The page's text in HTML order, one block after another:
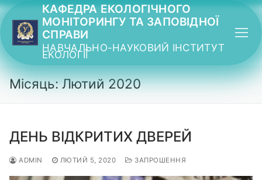
Перейти
до
вмісту
КАФЕДРА ЕКОЛОГІЧНОГО
МОНІТОРИНГУ ТА ЗАПОВІДНОЇ
СПРАВИ
НАВЧАЛЬНО-НАУКОВИЙ ІНСТИТУТ
ЕКОЛОГІЇ
Місяць: Лютий 2020
ДЕНЬ ВІДКРИТИХ ДВЕРЕЙ
ADMIN ЛЮТИЙ 5, 2020 ЗАПРОШЕННЯ